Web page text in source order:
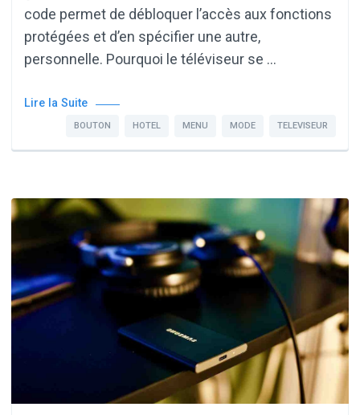
code permet de débloquer l’accès aux fonctions
protégées et d’en spécifier une autre,
personnelle. Pourquoi le téléviseur se …
Lire la Suite
BOUTON HOTEL MENU MODE TELEVISEUR